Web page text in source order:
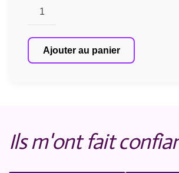
quantité
Livre
L’Hypnothérapie
en
et
d'Ouverture
Ajouter au panier
Ils m'ont fait